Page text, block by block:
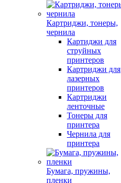
Картриджи, тонеры,
чернила
Картиджи для
струйных
принтеров
Картриджи для
лазерных
принтеров
Картриджи
ленточные
Тонеры для
принтера
Чернила для
принтера
Бумага, пружины,
пленки